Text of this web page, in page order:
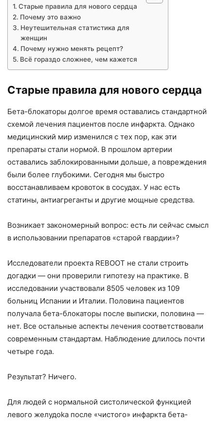
Старые правила для нового сердца
Почему это важно
Неутешительная статистика для
женщин
Почему нужно менять рецепт?
Всё гораздо сложнее, чем кажется
Старые правила для нового сердца
Бета-блокаторы долгое время оставались стандартной
схемой лечения пациентов после инфаркта. Однако
медицинский мир изменился с тех пор, как эти
препараты стали нормой. В прошлом артерии
оставались заблокированными дольше, а повреждения
были более глубокими. Сегодня мы быстро
восстанавливаем кровоток в сосудах. У нас есть
статины, антиагреганты и другие мощные средства.
Возникает закономерный вопрос: есть ли сейчас смысл
в использовании препаратов «старой гвардии»?
Исследователи проекта REBOOT не стали строить
догадки — они проверили гипотезу на практике. В
исследовании участвовали 8505 человек из 109
больниц Испании и Италии. Половина пациентов
получала бета-блокаторы после выписки, половина —
нет. Все остальные аспекты лечения соответствовали
современным стандартам. Наблюдение длилось почти
четыре года.
Результат? Ничего.
Для людей с нормальной систолической функцией
левого желудoka после «чистого» инфаркта бета-